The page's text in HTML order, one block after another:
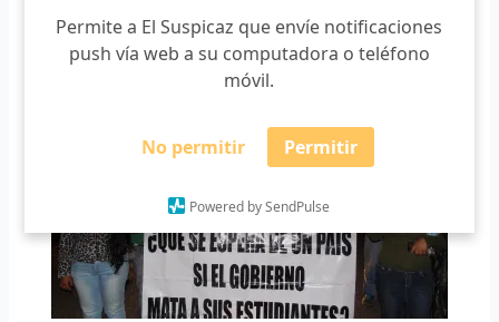
Permite a El Suspicaz que envíe notificaciones
push vía web a su computadora o teléfono
móvil.
No permitir Permitir
Powered by SendPulse